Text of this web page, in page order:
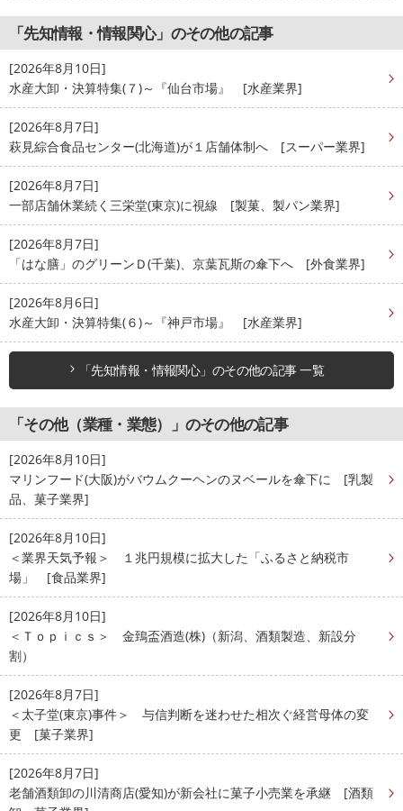
「先知情報・情報関心」のその他の記事
[2026年8月10日]
水産大卸・決算特集(７)～『仙台市場』 [水産業界]
[2026年8月7日]
萩見綜合食品センター(北海道)が１店舗体制へ [スーパー業界]
[2026年8月7日]
一部店舗休業続く三栄堂(東京)に視線 [製菓、製パン業界]
[2026年8月7日]
「はな膳」のグリーンＤ(千葉)、京葉瓦斯の傘下へ [外食業界]
[2026年8月6日]
水産大卸・決算特集(６)～『神戸市場』 [水産業界]
「先知情報・情報関心」のその他の記事 一覧
「その他（業種・業態）」のその他の記事
[2026年8月10日]
マリンフード(大阪)がバウムクーヘンのヌベールを傘下に [乳製
品、菓子業界]
[2026年8月10日]
＜業界天気予報＞ １兆円規模に拡大した「ふるさと納税市
場」 [食品業界]
[2026年8月10日]
＜Ｔｏｐｉｃｓ＞ 金鵄盃酒造(株)（新潟、酒類製造、新設分
割）
[2026年8月7日]
＜太子堂(東京)事件＞ 与信判断を迷わせた相次ぐ経営母体の変
更 [菓子業界]
[2026年8月7日]
老舗酒類卸の川清商店(愛知)が新会社に菓子小売業を承継 [酒類